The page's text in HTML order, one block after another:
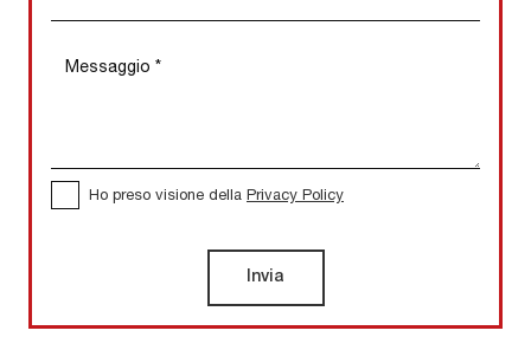
Ho preso visione della Privacy Policy
Invia